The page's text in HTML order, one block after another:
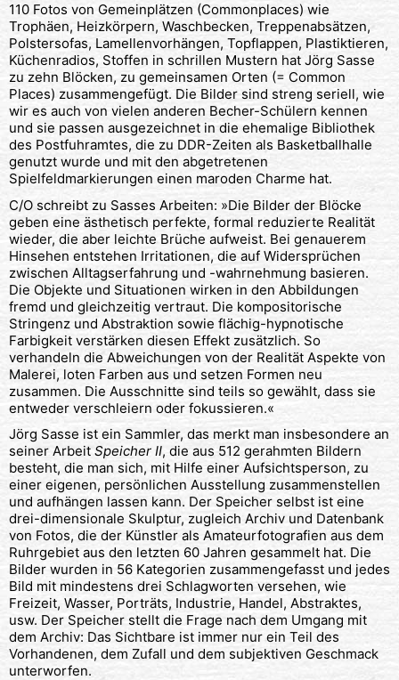
110 Fotos von Gemeinplätzen (Commonplaces) wie
Trophäen, Heizkörpern, Waschbecken, Treppenabsätzen,
Polstersofas, Lamellenvorhängen, Topflappen, Plastiktieren,
Küchenradios, Stoffen in schrillen Mustern hat Jörg Sasse
zu zehn Blöcken, zu gemeinsamen Orten (= Common
Places) zusammengefügt. Die Bilder sind streng seriell, wie
wir es auch von vielen anderen Becher-Schülern kennen
und sie passen ausgezeichnet in die ehemalige Bibliothek
des Postfuhramtes, die zu DDR-Zeiten als Basketballhalle
genutzt wurde und mit den abgetretenen
Spielfeldmarkierungen einen maroden Charme hat.
C/O schreibt zu Sasses Arbeiten: »Die Bilder der Blöcke
geben eine ästhetisch perfekte, formal reduzierte Realität
wieder, die aber leichte Brüche aufweist. Bei genauerem
Hinsehen entstehen Irritationen, die auf Widersprüchen
zwischen Alltagserfahrung und -wahrnehmung basieren.
Die Objekte und Situationen wirken in den Abbildungen
fremd und gleichzeitig vertraut. Die kompositorische
Stringenz und Abstraktion sowie flächig-hypnotische
Farbigkeit verstärken diesen Effekt zusätzlich. So
verhandeln die Abweichungen von der Realität Aspekte von
Malerei, loten Farben aus und setzen Formen neu
zusammen. Die Ausschnitte sind teils so gewählt, dass sie
entweder verschleiern oder fokussieren.«
Jörg Sasse ist ein Sammler, das merkt man insbesondere an
seiner Arbeit Speicher II, die aus 512 gerahmten Bildern
besteht, die man sich, mit Hilfe einer Aufsichtsperson, zu
einer eigenen, persönlichen Ausstellung zusammenstellen
und aufhängen lassen kann. Der Speicher selbst ist eine
drei-dimensionale Skulptur, zugleich Archiv und Datenbank
von Fotos, die der Künstler als Amateurfotografien aus dem
Ruhrgebiet aus den letzten 60 Jahren gesammelt hat. Die
Bilder wurden in 56 Kategorien zusammengefasst und jedes
Bild mit mindestens drei Schlagworten versehen, wie
Freizeit, Wasser, Porträts, Industrie, Handel, Abstraktes,
usw. Der Speicher stellt die Frage nach dem Umgang mit
dem Archiv: Das Sichtbare ist immer nur ein Teil des
Vorhandenen, dem Zufall und dem subjektiven Geschmack
unterworfen.